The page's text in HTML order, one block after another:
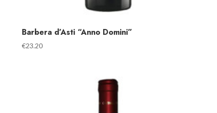
Barbera d’Asti “Anno Domini”
€23.20